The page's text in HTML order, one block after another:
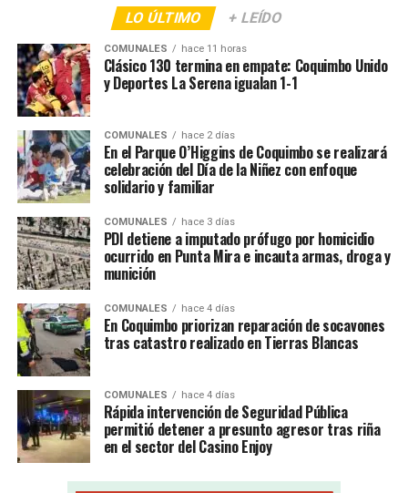
LO ÚLTIMO + LEÍDO
COMUNALES hace 11 horas
Clásico 130 termina en empate: Coquimbo Unido
y Deportes La Serena igualan 1-1
COMUNALES hace 2 días
En el Parque O’Higgins de Coquimbo se realizará
celebración del Día de la Niñez con enfoque
solidario y familiar
COMUNALES hace 3 días
PDI detiene a imputado prófugo por homicidio
ocurrido en Punta Mira e incauta armas, droga y
munición
COMUNALES hace 4 días
En Coquimbo priorizan reparación de socavones
tras catastro realizado en Tierras Blancas
COMUNALES hace 4 días
Rápida intervención de Seguridad Pública
permitió detener a presunto agresor tras riña
en el sector del Casino Enjoy